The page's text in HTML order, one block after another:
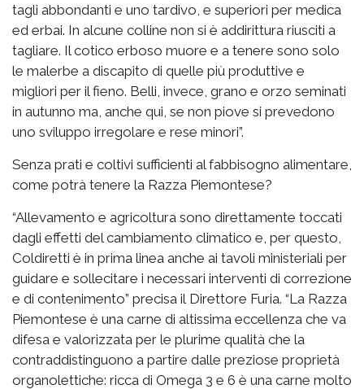
tagli abbondanti e uno tardivo, e superiori per medica
ed erbai. In alcune colline non si è addirittura riusciti a
tagliare. Il cotico erboso muore e a tenere sono solo
le malerbe a discapito di quelle più produttive e
migliori per il fieno. Belli, invece, grano e orzo seminati
in autunno ma, anche qui, se non piove si prevedono
uno sviluppo irregolare e rese minori”.
Senza prati e coltivi sufficienti al fabbisogno alimentare,
come potrà tenere la Razza Piemontese?
“Allevamento e agricoltura sono direttamente toccati
dagli effetti del cambiamento climatico e, per questo,
Coldiretti è in prima linea anche ai tavoli ministeriali per
guidare e sollecitare i necessari interventi di correzione
e di contenimento” precisa il Direttore Furia. “La Razza
Piemontese è una carne di altissima eccellenza che va
difesa e valorizzata per le plurime qualità che la
contraddistinguono a partire dalle preziose proprietà
organolettiche: ricca di Omega 3 e 6 è una carne molto